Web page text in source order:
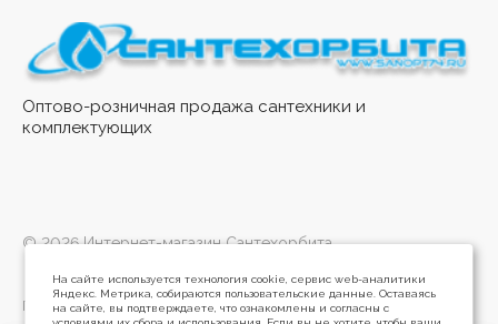
Оптово-розничная продажа сантехники и
комплектующих
© 2026 Интернет-магазин Сантехорбита
Политика конфиденциальности
На сайте используется технология cookie, сервис web-аналитики
Яндекс. Метрика, собираются пользовательские данные. Оставаясь
на сайте, вы подтверждаете, что ознакомлены и согласны с